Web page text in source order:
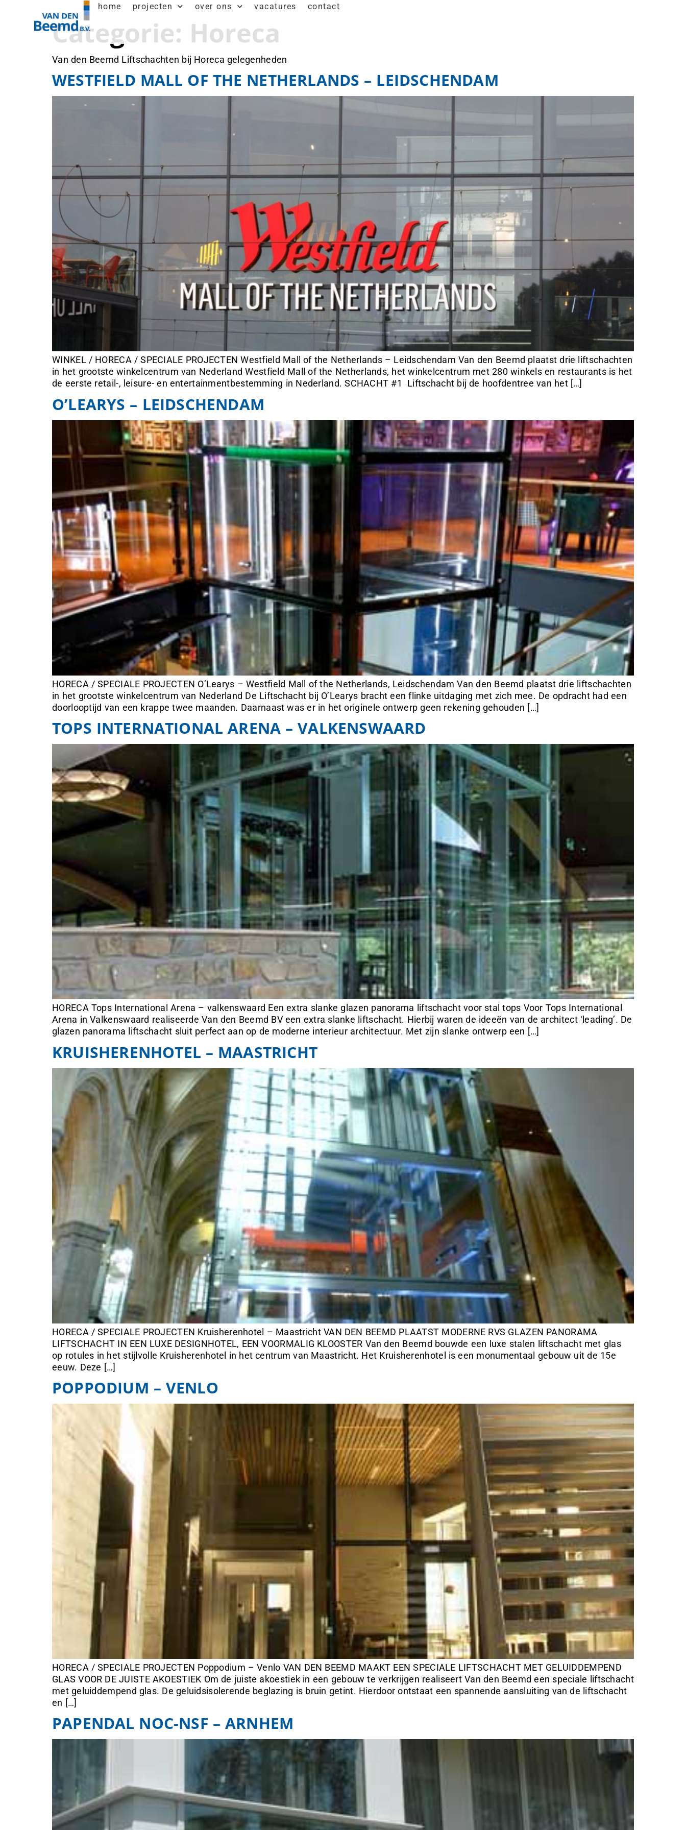
home projecten over ons vacatures contact
Categorie: Horeca
Van den Beemd Liftschachten bij Horeca gelegenheden
WESTFIELD MALL OF THE NETHERLANDS – LEIDSCHENDAM
WINKEL / HORECA / SPECIALE PROJECTEN Westfield Mall of the Netherlands – Leidschendam Van den Beemd plaatst drie liftschachten
in het grootste winkelcentrum van Nederland Westfield Mall of the Netherlands, het winkelcentrum met 280 winkels en restaurants is het
de eerste retail-, leisure- en entertainmentbestemming in Nederland. SCHACHT #1 Liftschacht bij de hoofdentree van het […]
O’LEARYS – LEIDSCHENDAM
HORECA / SPECIALE PROJECTEN O’Learys – Westfield Mall of the Netherlands, Leidschendam Van den Beemd plaatst drie liftschachten
in het grootste winkelcentrum van Nederland De Liftschacht bij O’Learys bracht een flinke uitdaging met zich mee. De opdracht had een
doorlooptijd van een krappe twee maanden. Daarnaast was er in het originele ontwerp geen rekening gehouden […]
TOPS INTERNATIONAL ARENA – VALKENSWAARD
HORECA Tops International Arena – valkenswaard Een extra slanke glazen panorama liftschacht voor stal tops Voor Tops International
Arena in Valkenswaard realiseerde Van den Beemd BV een extra slanke liftschacht. Hierbij waren de ideeën van de architect ‘leading’. De
glazen panorama liftschacht sluit perfect aan op de moderne interieur architectuur. Met zijn slanke ontwerp een […]
KRUISHERENHOTEL – MAASTRICHT
HORECA / SPECIALE PROJECTEN Kruisherenhotel – Maastricht VAN DEN BEEMD PLAATST MODERNE RVS GLAZEN PANORAMA
LIFTSCHACHT IN EEN LUXE DESIGNHOTEL, EEN VOORMALIG KLOOSTER Van den Beemd bouwde een luxe stalen liftschacht met glas
op rotules in het stijlvolle Kruisherenhotel in het centrum van Maastricht. Het Kruisherenhotel is een monumentaal gebouw uit de 15e
eeuw. Deze […]
POPPODIUM – VENLO
HORECA / SPECIALE PROJECTEN Poppodium – Venlo VAN DEN BEEMD MAAKT EEN SPECIALE LIFTSCHACHT MET GELUIDDEMPEND
GLAS VOOR DE JUISTE AKOESTIEK Om de juiste akoestiek in een gebouw te verkrijgen realiseert Van den Beemd een speciale liftschacht
met geluiddempend glas. De geluidsisolerende beglazing is bruin getint. Hierdoor ontstaat een spannende aansluiting van de liftschacht
en […]
PAPENDAL NOC-NSF – ARNHEM